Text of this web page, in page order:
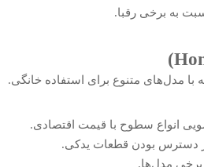
به برخی رقبا.
با مدل‌های متنوع برای استفاده خانگی.
انواع سطوح با قیمت اقتصادی.
دسترس بودن قطعات یدکی.
مدل‌ها.